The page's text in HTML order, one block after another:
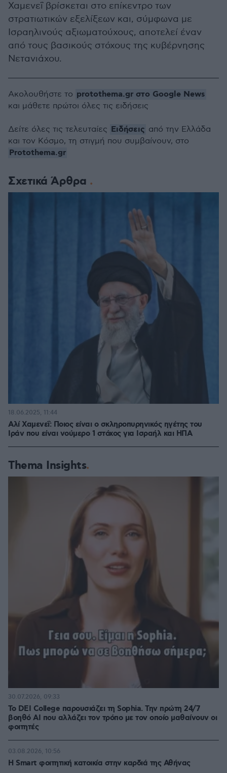
Χαμενεΐ βρίσκεται στο επίκεντρο των
στρατιωτικών εξελίξεων και, σύμφωνα με
Ισραηλινούς αξιωματούχους, αποτελεί έναν
από τους βασικούς στόχους της κυβέρνησης
Νετανιάχου.
Σχετικά Άρθρα
Αλί Χαμενεΐ: Ποιος είναι ο σκληροπυρηνικός ηγέτης του
Ιράν που είναι νούμερο 1 στόχος για Ισραήλ και ΗΠΑ
18.06.2025, 11:44
Thema Insights
Το DEI College παρουσιάζει τη Sophia. Την πρώτη 24/7
βοηθό AI που αλλάζει τον τρόπο με τον οποίο μαθαίνουν οι
φοιτητές
30.07.2026, 09:33
Η Smart φοιτητική κατοικία στην καρδιά της Αθήνας
03.08.2026, 10:56
Ακολουθήστε το protothema.gr στο Google News
και μάθετε πρώτοι όλες τις ειδήσεις
Δείτε όλες τις τελευταίες Ειδήσεις από την Ελλάδα
και τον Κόσμο, τη στιγμή που συμβαίνουν, στο
Protothema.gr